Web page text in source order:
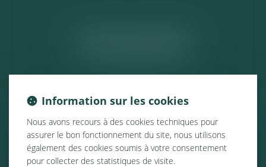
Information sur les cookies
Nous avons recours à des cookies techniques pour
assurer le bon fonctionnement du site, nous utilisons
également des cookies soumis à votre consentement
pour collecter des statistiques de visite.